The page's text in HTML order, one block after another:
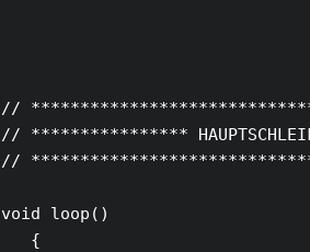
//
// ****************
//
void loop()
   {